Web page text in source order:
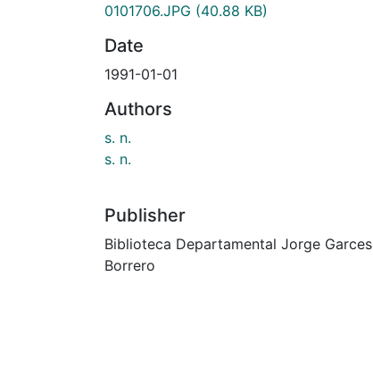
0101706.JPG (40.88 KB)
Date
1991-01-01
Authors
s. n.
s. n.
Publisher
Biblioteca Departamental Jorge Garces
Borrero